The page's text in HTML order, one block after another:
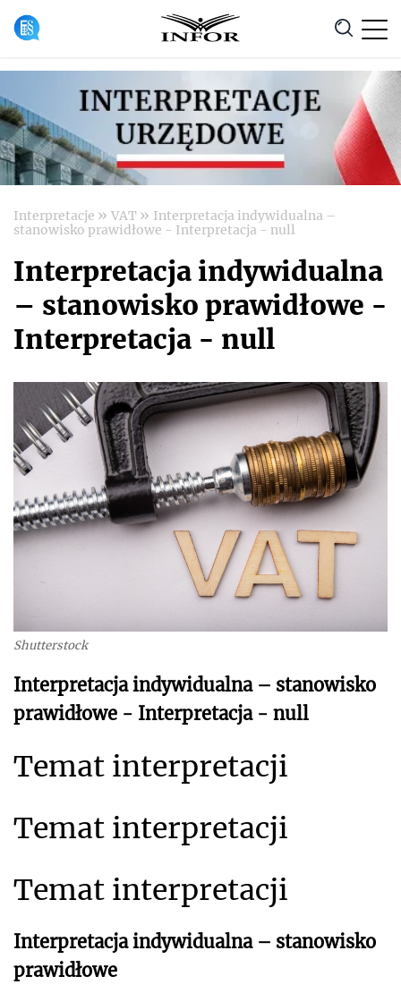
Anuluj
Interpretacje » VAT » Interpretacja indywidualna –
stanowisko prawidłowe - Interpretacja - null
Interpretacja indywidualna
– stanowisko prawidłowe -
Interpretacja - null
Shutterstock
Interpretacja indywidualna – stanowisko
prawidłowe - Interpretacja - null
Temat interpretacji
Temat interpretacji
Temat interpretacji
Interpretacja indywidualna – stanowisko
prawidłowe